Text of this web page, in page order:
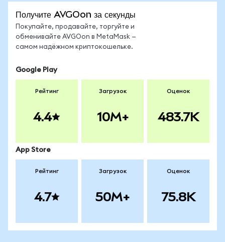
Получите AVGOon за секунды
Покупайте, продавайте, торгуйте и
обменивайте AVGOon в MetaMask —
самом надёжном криптокошельке.
Google Play
Рейтинг
4.4
Загрузок
10M+
Оценок
483.7K
App Store
Рейтинг
4.7
Загрузок
50M+
Оценок
75.8K